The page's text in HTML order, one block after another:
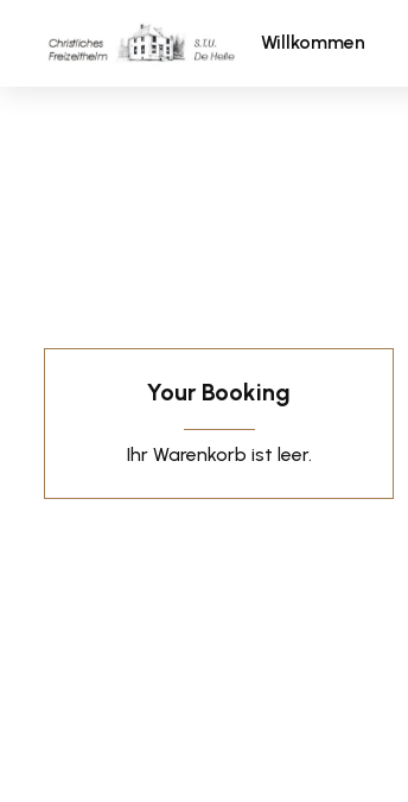
Willkommen
Your Booking
Ihr Warenkorb ist leer.